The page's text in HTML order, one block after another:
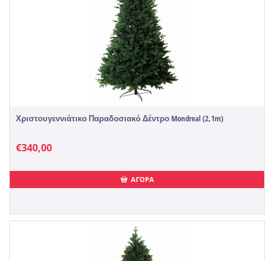
Χριστουγεννιάτικο Παραδοσιακό Δέντρο Mondreal (2,1m)
€340,00
ΑΓΟΡΑ